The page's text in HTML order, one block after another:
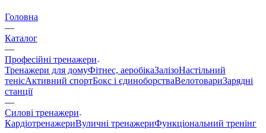
Головна
—
Каталог
—
Професійні тренажери
Тренажери для домуФітнес, аеробікаЗалізоНастільний
тенісАктивний спортБокс і єдиноборстваВелотовариЗарядні
станції
—
Силові тренажери
КардіотренажериВуличні тренажериФункціональний тренінг